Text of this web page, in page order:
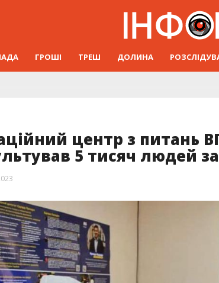
ГРОШІ ТРЕШ ДОЛИНА
центр з питань
5 тисяч людей